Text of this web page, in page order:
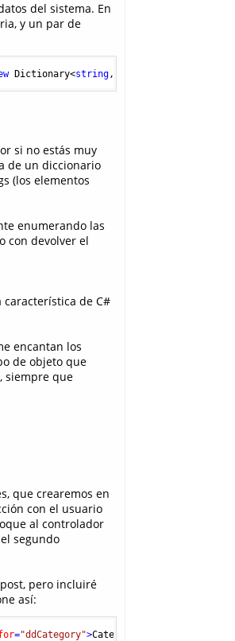
del sistema. En
y un par de
Dictionary<string ,
si no estás muy
de un diccionario
(los elementos
enumerando las
con devolver el
característica de C#
encantan los
de objeto que
siempre que
que crearemos en
con el usuario
al controlador
segundo
pero incluiré
así:
="ddCategory">Categoría: